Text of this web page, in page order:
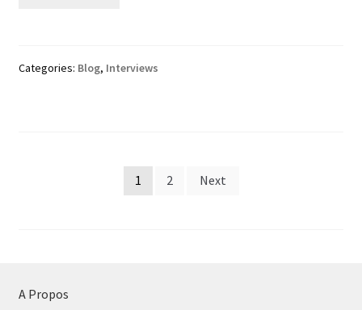
Categories: Blog, Interviews
1 2 Next
A Propos